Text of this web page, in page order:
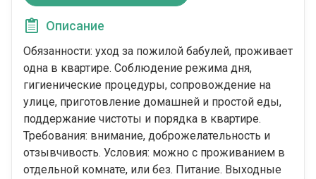
Описание
Обязанности: уход за пожилой бабулей, проживает
одна в квартире. Соблюдение режима дня,
гигиенические процедуры, сопровождение на
улице, приготовление домашней и простой еды,
поддержание чистоты и порядка в квартире.
Требования: внимание, доброжелательность и
отзывчивость. Условия: можно с проживанием в
отдельной комнате, или без. Питание. Выходные